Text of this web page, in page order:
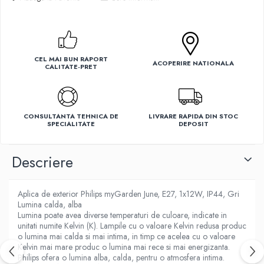
CEL MAI BUN RAPORT
CALITATE-PRET
ACOPERIRE NATIONALA
CONSULTANTA TEHNICA DE
SPECIALITATE
LIVRARE RAPIDA DIN STOC
DEPOSIT
Descriere
Aplica de exterior Philips myGarden June, E27, 1x12W, IP44, Gri
Lumina calda, alba
Lumina poate avea diverse temperaturi de culoare, indicate in
unitati numite Kelvin (K). Lampile cu o valoare Kelvin redusa produc
o lumina mai calda si mai intima, in timp ce acelea cu o valoare
Kelvin mai mare produc o lumina mai rece si mai energizanta.
Philips ofera o lumina alba, calda, pentru o atmosfera intima.